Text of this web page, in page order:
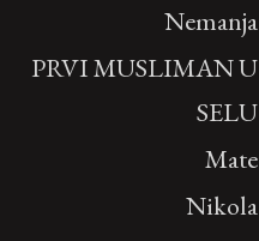
Nemanja
PRVI MUSLIMAN U
SELU
Mate
Nikola